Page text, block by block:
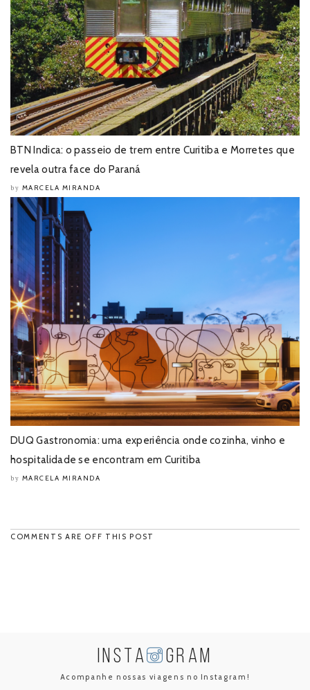
BTN Indica: o passeio de trem entre Curitiba e Morretes que
revela outra face do Paraná
by MARCELA MIRANDA
DUQ Gastronomia: uma experiência onde cozinha, vinho e
hospitalidade se encontram em Curitiba
by MARCELA MIRANDA
COMMENTS ARE OFF THIS POST
INSTA GRAM
Acompanhe nossas viagens no Instagram!